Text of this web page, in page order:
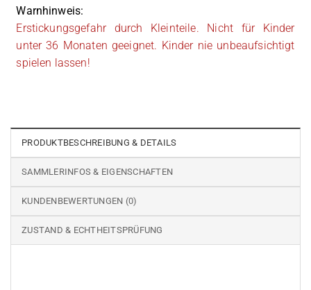
Warnhinweis:
Erstickungsgefahr durch Kleinteile. Nicht für Kinder
unter 36 Monaten geeignet. Kinder nie unbeaufsichtigt
spielen lassen!
PRODUKTBESCHREIBUNG & DETAILS
SAMMLERINFOS & EIGENSCHAFTEN
KUNDENBEWERTUNGEN (0)
ZUSTAND & ECHTHEITSPRÜFUNG